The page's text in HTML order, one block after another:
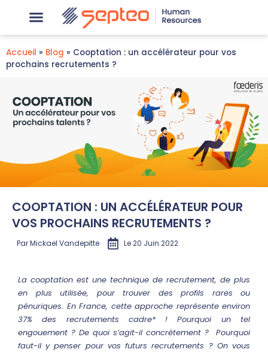
Accueil » Blog » Cooptation : un accélérateur pour vos
prochains recrutements ?
COOPTATION : UN ACCÉLÉRATEUR POUR
VOS PROCHAINS RECRUTEMENTS ?
ParMickael Vandepitte Le20 Juin 2022
La cooptation est une technique de recrutement, de plus
en plus utilisée, pour trouver des profils rares ou
pénuriques. En France, cette approche représente environ
37% des recrutements cadre* ! Pourquoi un tel
engouement ? De quoi s’agit-il concrètement ? Pourquoi
faut-il y penser pour vos futurs recrutements ? On vous